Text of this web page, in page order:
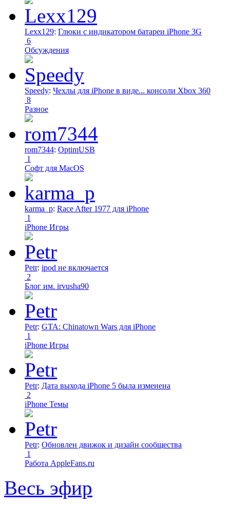
Lexx129: Глюки с индикатором батареи iPhone 3G
6
Обсуждения
Speedy: Чехлы для iPhone в виде... консоли Xbox 360
8
Разное
rom7344: OptimUSB
1
Софт для MacOS
karma_p: Race After 1977 для iPhone
1
iPhone Игры
Petr: ipod не включается
2
Блог им. irvusha90
Petr: GTA: Chinatown Wars для iPhone
1
iPhone Игры
Petr: Дата выхода iPhone 5 была изменена
2
iPhone Темы
Petr: Обновлен движок и дизайн сообщества
1
Работа AppleFans.ru
Весь эфир